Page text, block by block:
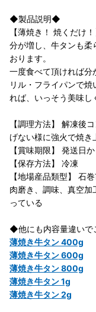
◆製品説明◆
【薄焼き！ 焼くだけ
分が増し、牛タンも柔
おります。
一度食べて頂ければ分
リル・フライパンで
れば、いっそう美味し
【調理方法】 解凍後
げない様に強火で焼き
【賞味期限】 発送日
【保存方法】 冷凍
【地場産品類型】 石
肉磨き、調味、真空
っている
◆他にも内容量違い
薄焼き牛タン 400g
薄焼き牛タン 600g
薄焼き牛タン 800g
薄焼き牛タン 1g
薄焼き牛タン 2g